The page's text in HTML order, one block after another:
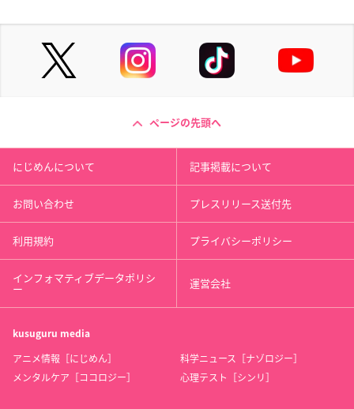
ページの先頭へ
にじめんについて 記事掲載について
お問い合わせ プレスリリース送付先
利用規約 プライバシーポリシー
インフォマティブデータポリシ
ー 運営会社
kusuguru media
アニメ情報［にじめん］
科学ニュース［ナゾロジー］
メンタルケア［ココロジー］
心理テスト［シンリ］